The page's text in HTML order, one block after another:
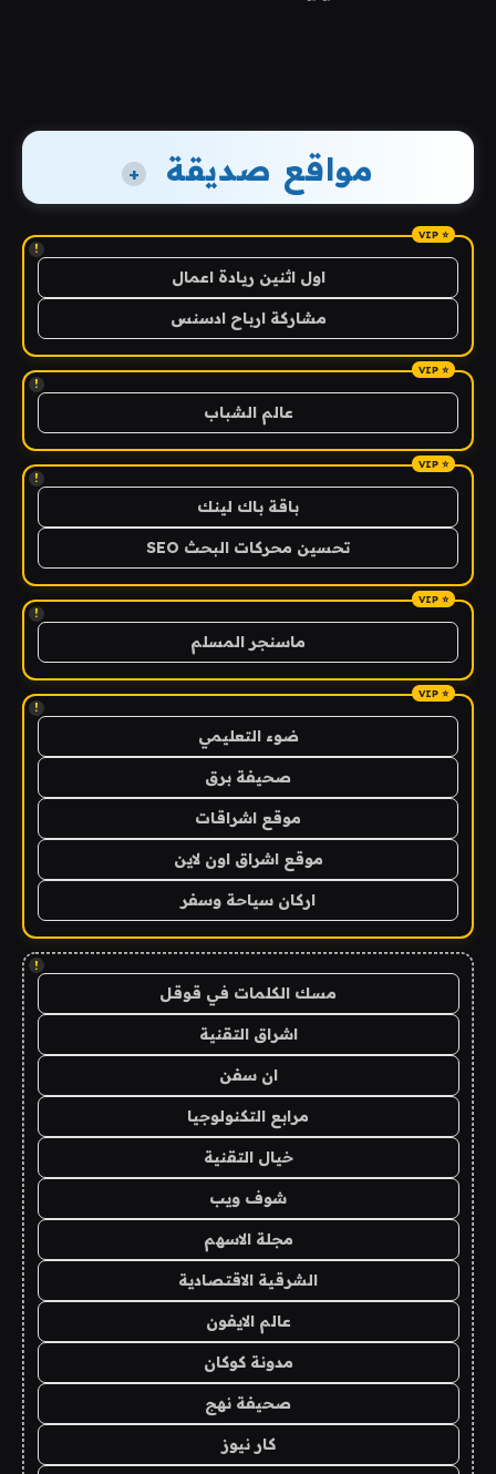
مواقع صديقة +
!
اول اثنين ريادة اعمال
مشاركة ارباح ادسنس
!
عالم الشباب
!
باقة باك لينك
تحسين محركات البحث SEO
!
ماسنجر المسلم
!
ضوء التعليمي
صحيفة برق
موقع اشراقات
موقع اشراق اون لاين
اركان سياحة وسفر
!
مسك الكلمات في قوقل
اشراق التقنية
ان سفن
مرابع التكنولوجيا
خيال التقنية
شوف ويب
مجلة الاسهم
الشرقية الاقتصادية
عالم الايفون
مدونة كوكان
صحيفة نهج
كار نيوز